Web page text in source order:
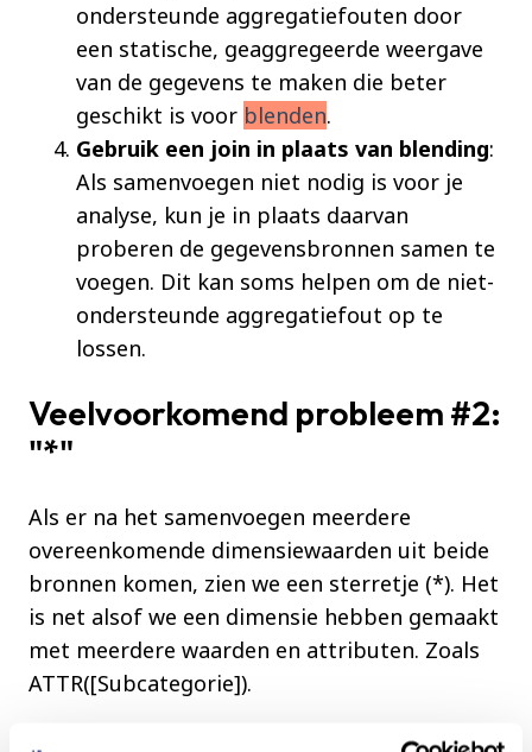
ondersteunde aggregatiefouten door
een statische, geaggregeerde weergave
van de gegevens te maken die beter
geschikt is voor blenden.
Gebruik een join in plaats van blending:
Als samenvoegen niet nodig is voor je
analyse, kun je in plaats daarvan
proberen de gegevensbronnen samen te
voegen. Dit kan soms helpen om de niet-
ondersteunde aggregatiefout op te
lossen.
Veelvoorkomend probleem #2:
"*"
Als er na het samenvoegen meerdere
overeenkomende dimensiewaarden uit beide
bronnen komen, zien we een sterretje (*). Het
is net alsof we een dimensie hebben gemaakt
met meerdere waarden en attributen. Zoals
ATTR([Subcategorie]).